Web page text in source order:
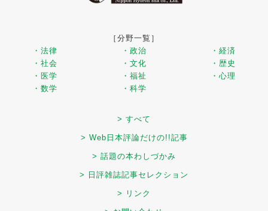
［分野一覧］
・法律
・政治
・経済
・社会
・文化
・歴史
・医学
・福祉
・心理
・数学
・科学
> すべて
> Web日本評論だけの!!記事
> 話題の本わしづかみ
> 日評雑誌記事セレクション
> リンク